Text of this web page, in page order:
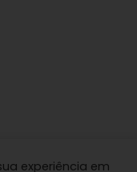
experiência em